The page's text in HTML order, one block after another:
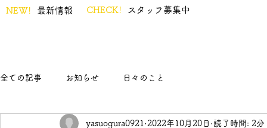
NEW! 最新情報 CHECK! スタッフ募集中
全ての記事 お知らせ 日々のこと
yasuogura0921 2022年10月20日 読了時間: 2分